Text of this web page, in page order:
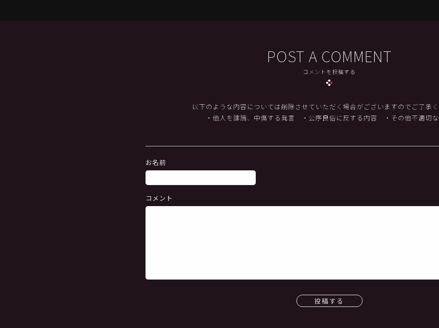
POST A COMMENT
コメントを投稿する
以下のような内容については削除させていただく場合がございますのでご了承く
・他人を誹謗、中傷する発言
・公序良俗に反する内容 ・その他不適切
お名前
コメント
投稿する